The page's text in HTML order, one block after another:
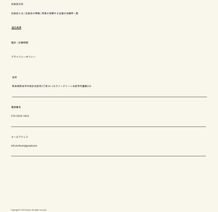
北辰会方式
北辰会とは /北辰会の特徴/院長が信頼する全国の治療所一覧
適応疾患
理念・診療時間
プライバシーポリシー
住所
熊本県熊本市中央区水前寺3丁目14-1エヴァーグリーン水前寺弐番館102
電話番号
070-9029-3453
メールアドレス
info.keihuin@gmail.com
Copyright © 2025 keihuin. All rights reserved.